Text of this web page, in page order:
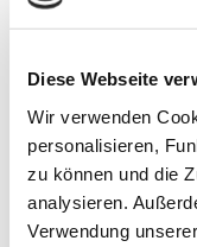
Diese Webseite
Wir verwenden
personalisieren,
zu können und die
analysieren.
Verwendung
Impressum
Jürgen und Torsten
Am Hohenberge 35
59846 Sundern
Vertreten durch: